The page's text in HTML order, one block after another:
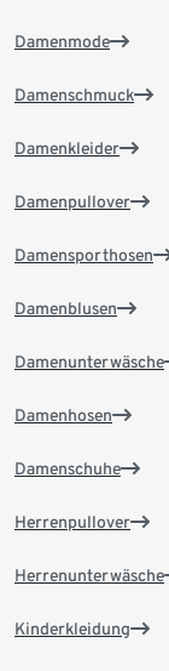
Damenmode
Damenschmuck
Damenkleider
Damenpullover
Damensporthosen
Damenblusen
Damenunterwäsche
Damenhosen
Damenschuhe
Herrenpullover
Herrenunterwäsche
Kinderkleidung